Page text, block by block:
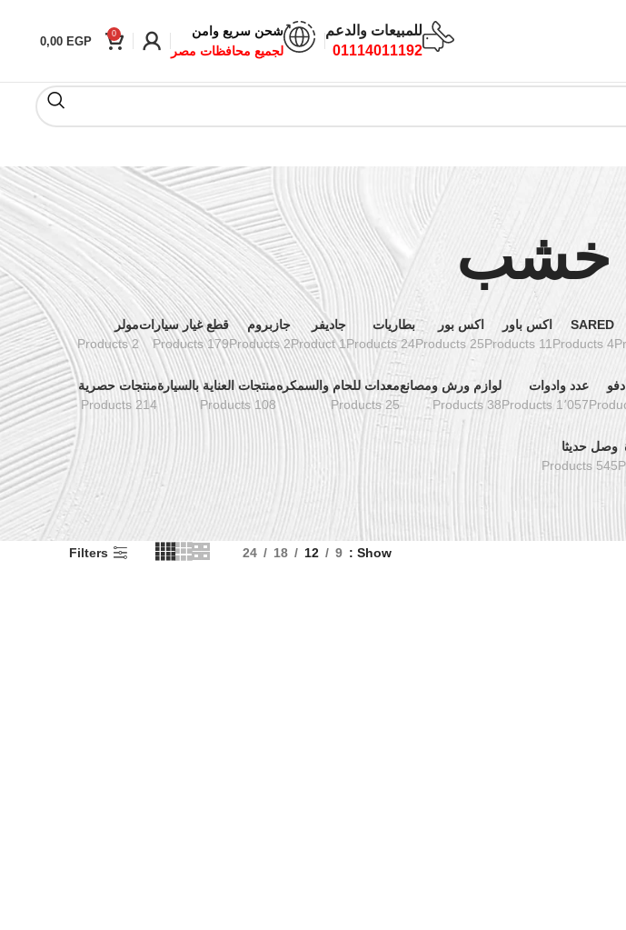
للمبيعات والدعم
01114011192
شحن سريع وامن
لجميع محافظات مصر
0
0,00 EGP
خشب
SARED
4 Products
اكس باور
11 Products
اكس بور
25 Products
بطاريات
24 Products
جاديفر
1 Product
جازبروم
2 Products
قطع غيار سيارات
179 Products
مولر
2 Products
عدد وادوات
1٬057 Products
لوازم ورش ومصانع
38 Products
معدات للحام والسمكره
25 Products
منتجات العناية بالسيارة
108 Products
منتجات حصرية
214 Products
وصل حديثا
545 Products
Show
9
12
18
24
Filters